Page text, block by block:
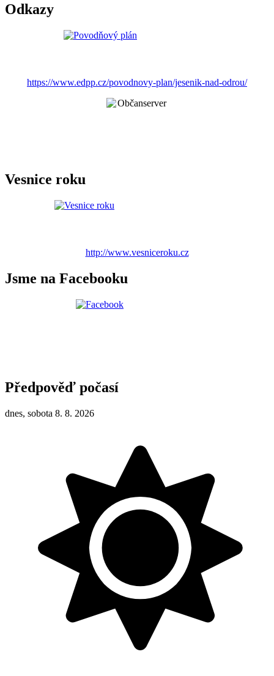
Odkazy
https://www.edpp.cz/povodnovy-plan/jesenik-nad-odrou/
Vesnice roku
http://www.vesniceroku.cz
Jsme na Facebooku
Předpověď počasí
dnes, sobota 8. 8. 2026